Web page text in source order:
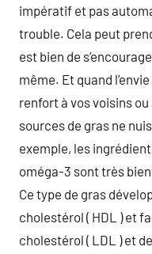
impératif et pas
trouble. Cela peut
est bien de
même. Et quand
renfort à vos voisins
sources de gras ne
exemple, les
oméga-3 sont très
Ce type de gras
cholestérol ( HDL ) et
cholestérol ( LDL ) et